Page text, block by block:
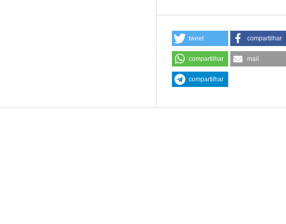
tweet compartilhar
compartilhar mail
compartilhar